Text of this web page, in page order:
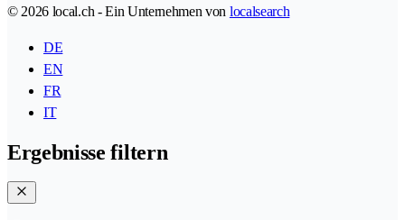
© 2026 local.ch - Ein Unternehmen von localsearch
DE
EN
FR
IT
Ergebnisse filtern